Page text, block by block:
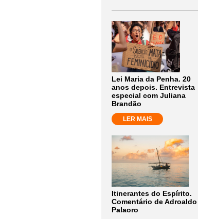
Lei Maria da Penha. 20
anos depois. Entrevista
especial com Juliana
Brandão
LER MAIS
Itinerantes do Espírito.
Comentário de Adroaldo
Palaoro